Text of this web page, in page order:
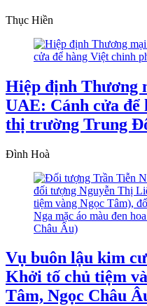
Thục Hiền
Hiệp định Thương
UAE: Cánh cửa để
thị trường Trung
Đình Hoà
Vụ buôn lậu kim
Khởi tố chủ tiệm
Tâm, Ngọc Châu